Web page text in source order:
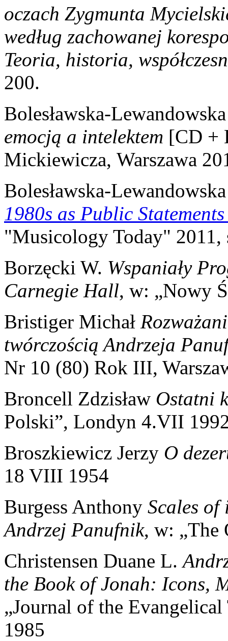
oczach Zygmunta
według zachowanej
Teoria, historia,
200.
Bolesławska-
emocją a intelektem [CD +
Mickiewicza, Warszawa
Bolesławska-
1980s as Public
"Musicology Today" 2011,
Borzęcki W. Wspaniały
Carnegie Hall, w: „Nowy
Bristiger Michał
twórczością Andrzeja
Nr 10 (80) Rok III,
Broncell Zdzisław Ostatni
Polski”, Londyn 4.VII
Broszkiewicz Jerzy O
18 VIII 1954
Burgess Anthony Scales
Andrzej Panufnik, w: „The
Christensen Duane L.
the Book of Jonah: Icons,
„Journal of the
1985